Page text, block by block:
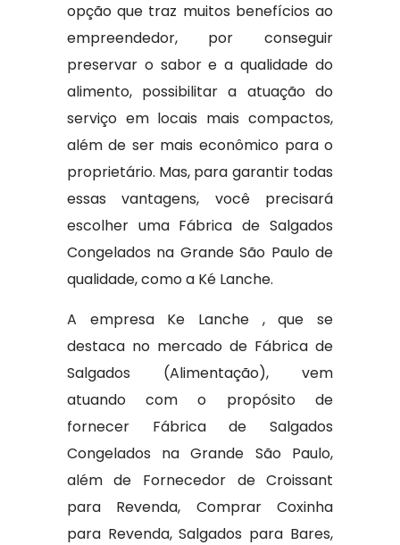
opção que traz muitos benefícios ao
empreendedor, por conseguir
preservar o sabor e a qualidade do
alimento, possibilitar a atuação do
serviço em locais mais compactos,
além de ser mais econômico para o
proprietário. Mas, para garantir todas
essas vantagens, você precisará
escolher uma Fábrica de Salgados
Congelados na Grande São Paulo de
qualidade, como a Ké Lanche.
A empresa Ke Lanche , que se
destaca no mercado de Fábrica de
Salgados (Alimentação), vem
atuando com o propósito de
fornecer Fábrica de Salgados
Congelados na Grande São Paulo,
além de Fornecedor de Croissant
para Revenda, Comprar Coxinha
para Revenda, Salgados para Bares,